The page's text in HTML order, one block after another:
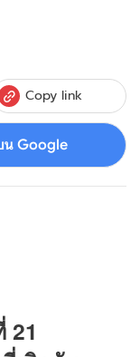
Copy link
น Google
21